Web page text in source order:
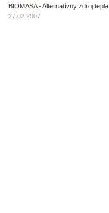
BIOMASA - Alternatívny zdroj tepla
27.02.2007